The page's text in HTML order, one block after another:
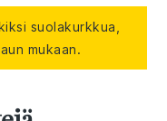
suolakurkkua,
mukaan.